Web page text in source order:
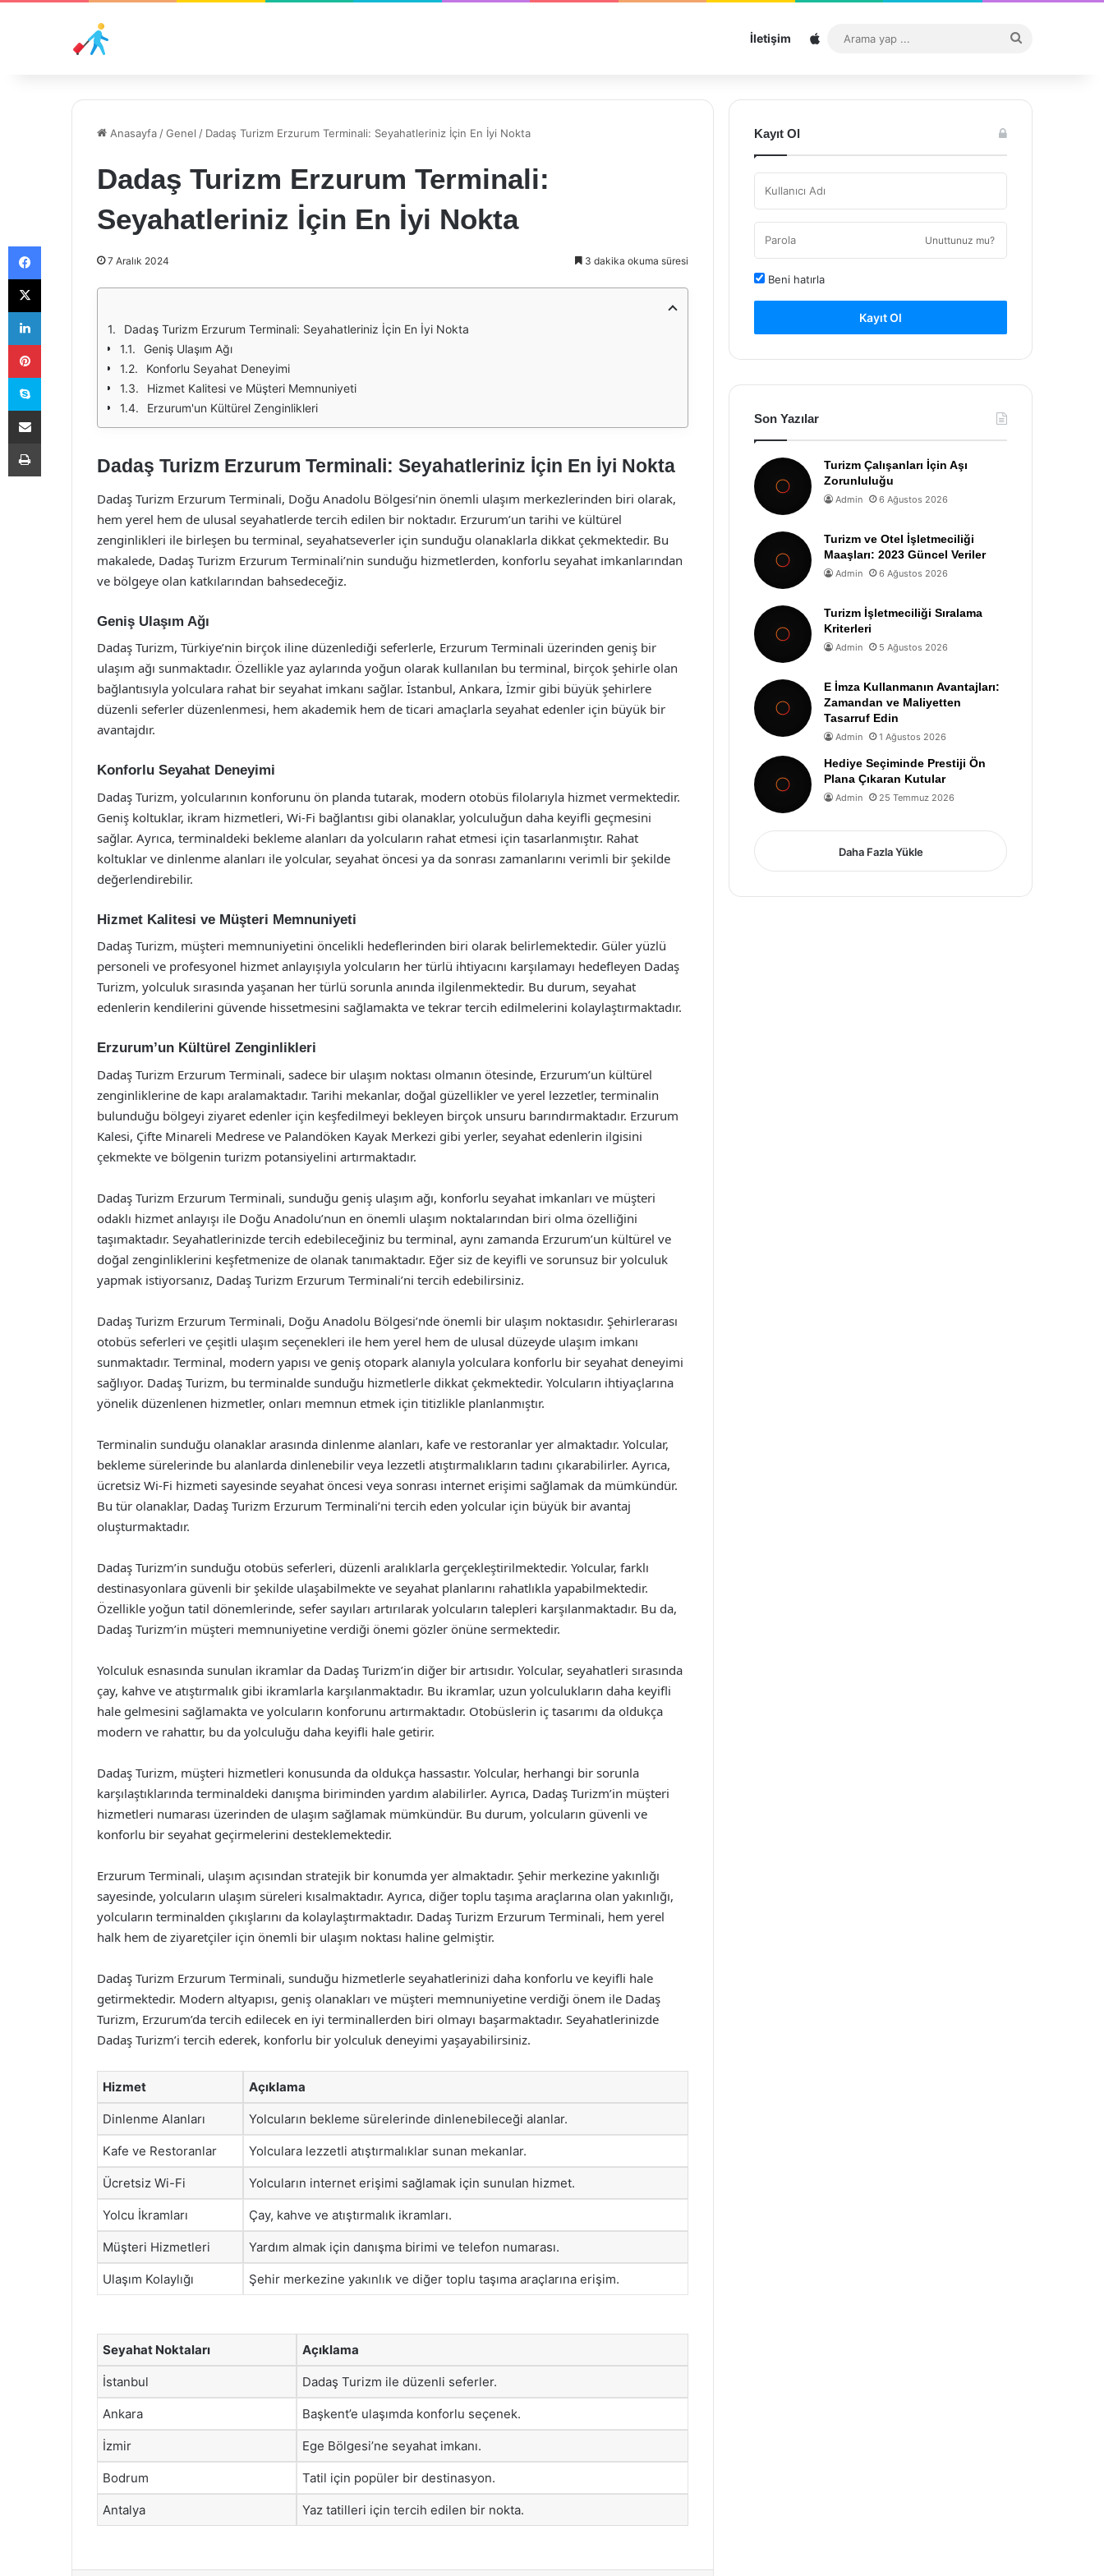
İletişim Sitemap
...
Anasayfa /Genel / Dadaş Turizm Erzurum Terminali: Seyahatleriniz İçin En İyi Nokta
Dadaş Turizm Erzurum Terminali:
Seyahatleriniz İçin En İyi Nokta
7 Aralık 2024 3 dakika okuma süresi
Dadaş Turizm Erzurum Terminali: Seyahatleriniz İçin En İyi Nokta
Geniş Ulaşım Ağı
Konforlu Seyahat Deneyimi
Hizmet Kalitesi ve Müşteri Memnuniyeti
Erzurum'un Kültürel Zenginlikleri
Dadaş Turizm Erzurum Terminali: Seyahatleriniz İçin En İyi Nokta
Dadaş Turizm Erzurum Terminali, Doğu Anadolu Bölgesi’nin önemli ulaşım merkezlerinden biri olarak,
hem yerel hem de ulusal seyahatlerde tercih edilen bir noktadır. Erzurum’un tarihi ve kültürel
zenginlikleri ile birleşen bu terminal, seyahatseverler için sunduğu olanaklarla dikkat çekmektedir. Bu
makalede, Dadaş Turizm Erzurum Terminali’nin sunduğu hizmetlerden, konforlu seyahat imkanlarından
ve bölgeye olan katkılarından bahsedeceğiz.
Geniş Ulaşım Ağı
Dadaş Turizm, Türkiye’nin birçok iline düzenlediği seferlerle, Erzurum Terminali üzerinden geniş bir
ulaşım ağı sunmaktadır. Özellikle yaz aylarında yoğun olarak kullanılan bu terminal, birçok şehirle olan
bağlantısıyla yolculara rahat bir seyahat imkanı sağlar. İstanbul, Ankara, İzmir gibi büyük şehirlere
düzenli seferler düzenlenmesi, hem akademik hem de ticari amaçlarla seyahat edenler için büyük bir
avantajdır.
Konforlu Seyahat Deneyimi
Dadaş Turizm, yolcularının konforunu ön planda tutarak, modern otobüs filolarıyla hizmet vermektedir.
Geniş koltuklar, ikram hizmetleri, Wi-Fi bağlantısı gibi olanaklar, yolculuğun daha keyifli geçmesini
sağlar. Ayrıca, terminaldeki bekleme alanları da yolcuların rahat etmesi için tasarlanmıştır. Rahat
koltuklar ve dinlenme alanları ile yolcular, seyahat öncesi ya da sonrası zamanlarını verimli bir şekilde
değerlendirebilir.
Hizmet Kalitesi ve Müşteri Memnuniyeti
Dadaş Turizm, müşteri memnuniyetini öncelikli hedeflerinden biri olarak belirlemektedir. Güler yüzlü
personeli ve profesyonel hizmet anlayışıyla yolcuların her türlü ihtiyacını karşılamayı hedefleyen Dadaş
Turizm, yolculuk sırasında yaşanan her türlü sorunla anında ilgilenmektedir. Bu durum, seyahat
edenlerin kendilerini güvende hissetmesini sağlamakta ve tekrar tercih edilmelerini kolaylaştırmaktadır.
Erzurum’un Kültürel Zenginlikleri
Dadaş Turizm Erzurum Terminali, sadece bir ulaşım noktası olmanın ötesinde, Erzurum’un kültürel
zenginliklerine de kapı aralamaktadır. Tarihi mekanlar, doğal güzellikler ve yerel lezzetler, terminalin
bulunduğu bölgeyi ziyaret edenler için keşfedilmeyi bekleyen birçok unsuru barındırmaktadır. Erzurum
Kalesi, Çifte Minareli Medrese ve Palandöken Kayak Merkezi gibi yerler, seyahat edenlerin ilgisini
çekmekte ve bölgenin turizm potansiyelini artırmaktadır.
Dadaş Turizm Erzurum Terminali, sunduğu geniş ulaşım ağı, konforlu seyahat imkanları ve müşteri
odaklı hizmet anlayışı ile Doğu Anadolu’nun en önemli ulaşım noktalarından biri olma özelliğini
taşımaktadır. Seyahatlerinizde tercih edebileceğiniz bu terminal, aynı zamanda Erzurum’un kültürel ve
doğal zenginliklerini keşfetmenize de olanak tanımaktadır. Eğer siz de keyifli ve sorunsuz bir yolculuk
yapmak istiyorsanız, Dadaş Turizm Erzurum Terminali’ni tercih edebilirsiniz.
Dadaş Turizm Erzurum Terminali, Doğu Anadolu Bölgesi’nde önemli bir ulaşım noktasıdır. Şehirlerarası
otobüs seferleri ve çeşitli ulaşım seçenekleri ile hem yerel hem de ulusal düzeyde ulaşım imkanı
sunmaktadır. Terminal, modern yapısı ve geniş otopark alanıyla yolculara konforlu bir seyahat deneyimi
sağlıyor. Dadaş Turizm, bu terminalde sunduğu hizmetlerle dikkat çekmektedir. Yolcuların ihtiyaçlarına
yönelik düzenlenen hizmetler, onları memnun etmek için titizlikle planlanmıştır.
Terminalin sunduğu olanaklar arasında dinlenme alanları, kafe ve restoranlar yer almaktadır. Yolcular,
bekleme sürelerinde bu alanlarda dinlenebilir veya lezzetli atıştırmalıkların tadını çıkarabilirler. Ayrıca,
ücretsiz Wi-Fi hizmeti sayesinde seyahat öncesi veya sonrası internet erişimi sağlamak da mümkündür.
Bu tür olanaklar, Dadaş Turizm Erzurum Terminali’ni tercih eden yolcular için büyük bir avantaj
oluşturmaktadır.
Dadaş Turizm’in sunduğu otobüs seferleri, düzenli aralıklarla gerçekleştirilmektedir. Yolcular, farklı
destinasyonlara güvenli bir şekilde ulaşabilmekte ve seyahat planlarını rahatlıkla yapabilmektedir.
Özellikle yoğun tatil dönemlerinde, sefer sayıları artırılarak yolcuların talepleri karşılanmaktadır. Bu da,
Dadaş Turizm’in müşteri memnuniyetine verdiği önemi gözler önüne sermektedir.
Yolculuk esnasında sunulan ikramlar da Dadaş Turizm’in diğer bir artısıdır. Yolcular, seyahatleri sırasında
çay, kahve ve atıştırmalık gibi ikramlarla karşılanmaktadır. Bu ikramlar, uzun yolculukların daha keyifli
hale gelmesini sağlamakta ve yolcuların konforunu artırmaktadır. Otobüslerin iç tasarımı da oldukça
modern ve rahattır, bu da yolculuğu daha keyifli hale getirir.
Dadaş Turizm, müşteri hizmetleri konusunda da oldukça hassastır. Yolcular, herhangi bir sorunla
karşılaştıklarında terminaldeki danışma biriminden yardım alabilirler. Ayrıca, Dadaş Turizm’in müşteri
hizmetleri numarası üzerinden de ulaşım sağlamak mümkündür. Bu durum, yolcuların güvenli ve
konforlu bir seyahat geçirmelerini desteklemektedir.
Erzurum Terminali, ulaşım açısından stratejik bir konumda yer almaktadır. Şehir merkezine yakınlığı
sayesinde, yolcuların ulaşım süreleri kısalmaktadır. Ayrıca, diğer toplu taşıma araçlarına olan yakınlığı,
yolcuların terminalden çıkışlarını da kolaylaştırmaktadır. Dadaş Turizm Erzurum Terminali, hem yerel
halk hem de ziyaretçiler için önemli bir ulaşım noktası haline gelmiştir.
Dadaş Turizm Erzurum Terminali, sunduğu hizmetlerle seyahatlerinizi daha konforlu ve keyifli hale
getirmektedir. Modern altyapısı, geniş olanakları ve müşteri memnuniyetine verdiği önem ile Dadaş
Turizm, Erzurum’da tercih edilecek en iyi terminallerden biri olmayı başarmaktadır. Seyahatlerinizde
Dadaş Turizm’i tercih ederek, konforlu bir yolculuk deneyimi yaşayabilirsiniz.
Hizmet Açıklama
Dinlenme Alanları Yolcuların bekleme sürelerinde dinlenebileceği alanlar.
Kafe ve Restoranlar Yolculara lezzetli atıştırmalıklar sunan mekanlar.
Ücretsiz Wi-Fi Yolcuların internet erişimi sağlamak için sunulan hizmet.
Yolcu İkramları Çay, kahve ve atıştırmalık ikramları.
Müşteri Hizmetleri Yardım almak için danışma birimi ve telefon numarası.
Ulaşım Kolaylığı Şehir merkezine yakınlık ve diğer toplu taşıma araçlarına erişim.
Seyahat Noktaları Açıklama
İstanbul Dadaş Turizm ile düzenli seferler.
Ankara Başkent’e ulaşımda konforlu seçenek.
İzmir Ege Bölgesi’ne seyahat imkanı.
Bodrum Tatil için popüler bir destinasyon.
Antalya Yaz tatilleri için tercih edilen bir nokta.
Kayıt Ol
Unuttunuz mu?
Beni hatırla
Kayıt Ol
Son Yazılar
Turizm Çalışanları İçin Aşı
Zorunluluğu
Admin 6 Ağustos 2026
Turizm ve Otel İşletmeciliği
Maaşları: 2023 Güncel Veriler
Admin 6 Ağustos 2026
Turizm İşletmeciliği Sıralama
Kriterleri
Admin 5 Ağustos 2026
E İmza Kullanmanın Avantajları:
Zamandan ve Maliyetten
Tasarruf Edin
Admin 1 Ağustos 2026
Hediye Seçiminde Prestiji Ön
Plana Çıkaran Kutular
Admin 25 Temmuz 2026
Daha Fazla Yükle
Facebook
X
LinkedIn
Pinterest
Skype
E-Posta ile paylaş